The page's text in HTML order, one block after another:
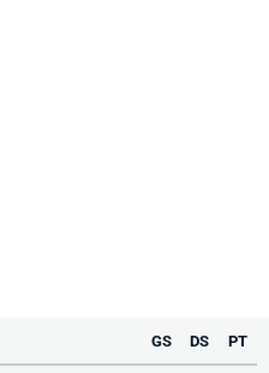
GS DS PT